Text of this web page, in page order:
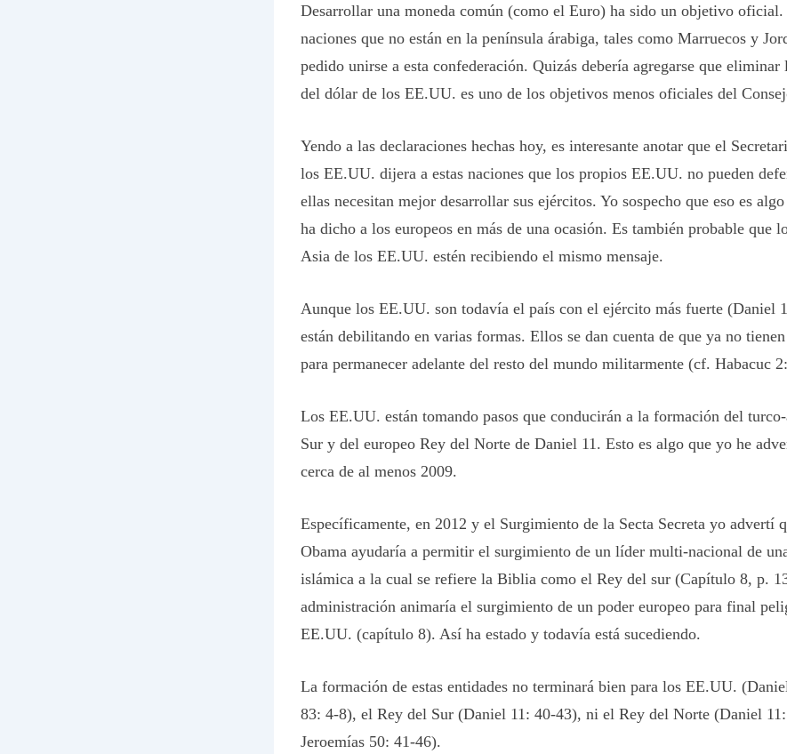
Desarrollar una moneda común (como el Euro) ha sido un objetivo oficial.
naciones que no están en la península árabiga, tales como Marruecos y
pedido unirse a esta confederación. Quizás debería agregarse que eliminar
del dólar de los EE.UU. es uno de los objetivos menos oficiales del
Yendo a las declaraciones hechas hoy, es interesante anotar que el
los EE.UU. dijera a estas naciones que los propios EE.UU. no pueden
ellas necesitan mejor desarrollar sus ejércitos. Yo sospecho que eso es
ha dicho a los europeos en más de una ocasión. Es también probable que
Asia de los EE.UU. estén recibiendo el mismo mensaje.
Aunque los EE.UU. son todavía el país con el ejército más fuerte (Daniel
están debilitando en varias formas. Ellos se dan cuenta de que ya no
para permanecer adelante del resto del mundo militarmente (cf. Habacuc
Los EE.UU. están tomando pasos que conducirán a la formación del
Sur y del europeo Rey del Norte de Daniel 11. Esto es algo que yo he
cerca de al menos 2009.
Específicamente, en 2012 y el Surgimiento de la Secta Secretayo advertí
Obama ayudaría a permitir el surgimiento de un líder multi-nacional de
islámica a la cual se refiere la Biblia como el Rey del sur (Capítulo 8, p.
administración animaría el surgimiento de un poder europeo para final
EE.UU. (capítulo 8). Así ha estado y todavía está sucediendo.
La formación de estas entidades no terminará bien para los EE.UU.
83: 4-8), el Rey del Sur (Daniel 11: 40-43), ni el Rey del Norte (Daniel
Jeroemías 50: 41-46).